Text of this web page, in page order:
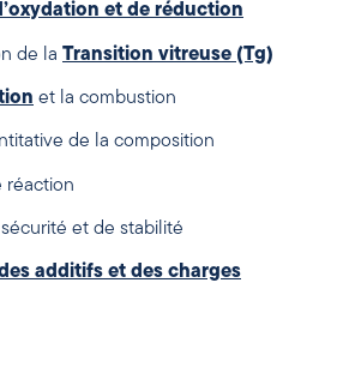
et de réduction
de la Transition vitreuse (Tg)
et la combustion
de la composition
réaction
et de stabilité
additifs et des charges